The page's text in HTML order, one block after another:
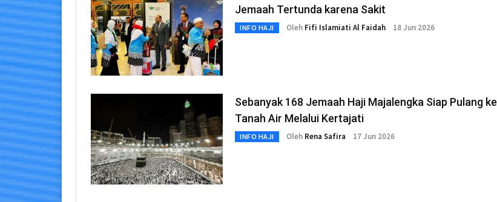
Jemaah Tertunda karena Sakit
INFO HAJI Oleh Fifi Islamiati Al Faidah 18 Jun 2026
Sebanyak 168 Jemaah Haji Majalengka Siap Pulang ke
Tanah Air Melalui Kertajati
INFO HAJI Oleh Rena Safira 17 Jun 2026